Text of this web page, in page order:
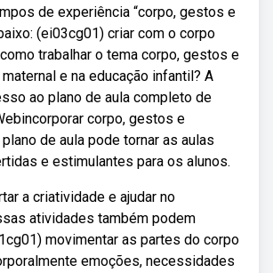
de experiência “corpo, gestos e
(ei03cg01) criar com o corpo
trabalhar o tema corpo, gestos e
e na educação infantil? A
ao plano de aula completo de
corpo, gestos e
de aula pode tornar as aulas
e estimulantes para os alunos.
a criatividade e ajudar no
atividades também podem
movimentar as partes do corpo
emoções, necessidades